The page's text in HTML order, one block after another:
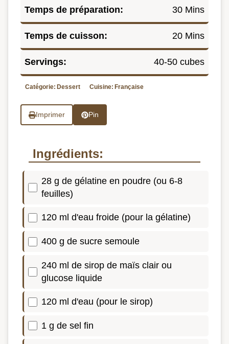
Temps de préparation: 30 Mins
Temps de cuisson: 20 Mins
Servings: 40-50 cubes
Catégorie: Dessert Cuisine: Française
Imprimer Pin
Ingrédients:
28 g de gélatine en poudre (ou 6-8
feuilles)
120 ml d'eau froide (pour la gélatine)
400 g de sucre semoule
240 ml de sirop de maïs clair ou
glucose liquide
120 ml d'eau (pour le sirop)
1 g de sel fin